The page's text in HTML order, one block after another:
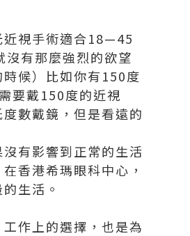
近視手術適合18—45
有那麼強烈的欲望
候）比如你有150度
要戴150度的近視
數戴鏡，但是看遠的
有影響到正常的生活
香港希瑪眼科中心，
生活。
作上的選擇，也是為